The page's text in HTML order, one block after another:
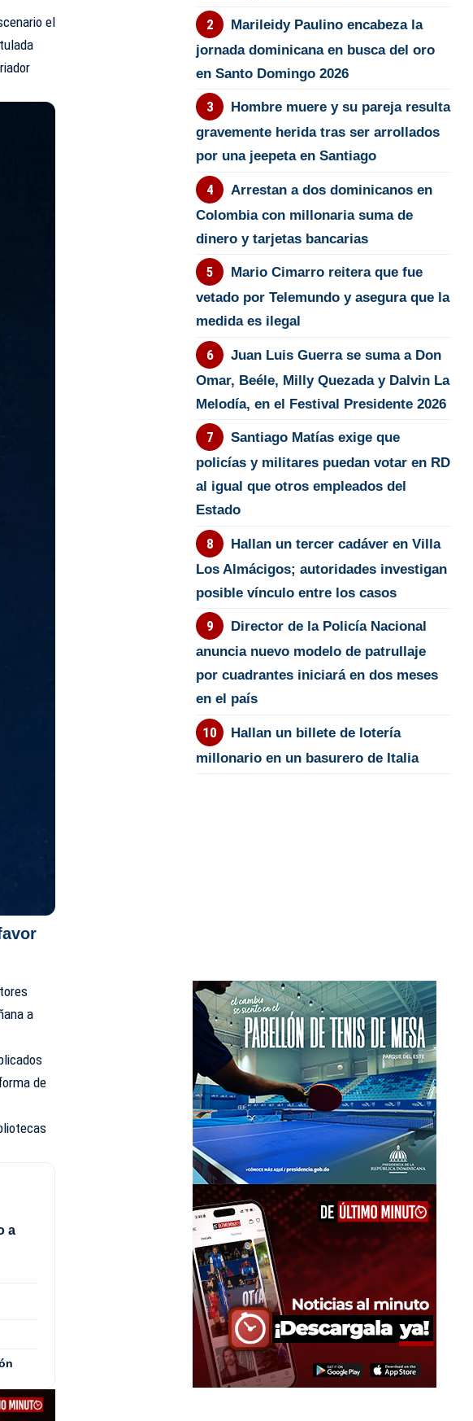
el
a
de
a
Marileidy Paulino encabeza la
jornada dominicana en busca del oro
en Santo Domingo 2026
Hombre muere y su pareja resulta
gravemente herida tras ser arrollados
por una jeepeta en Santiago
Arrestan a dos dominicanos en
Colombia con millonaria suma de
dinero y tarjetas bancarias
Mario Cimarro reitera que fue
vetado por Telemundo y asegura que la
medida es ilegal
Juan Luis Guerra se suma a Don
Omar, Beéle, Milly Quezada y Dalvin La
Melodía, en el Festival Presidente 2026
Santiago Matías exige que
policías y militares puedan votar en RD
al igual que otros empleados del
Estado
Hallan un tercer cadáver en Villa
Los Almácigos; autoridades investigan
posible vínculo entre los casos
Director de la Policía Nacional
anuncia nuevo modelo de patrullaje
por cuadrantes iniciará en dos meses
en el país
Hallan un billete de lotería
millonario en un basurero de Italia